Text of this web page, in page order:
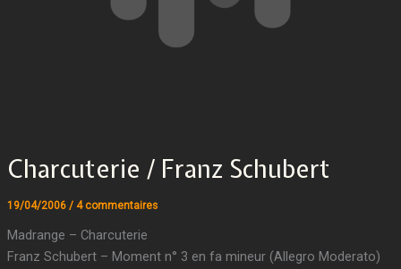
Charcuterie / Franz Schubert
19/04/2006 / 4 commentaires
Madrange – Charcuterie
Franz Schubert – Moment n° 3 en fa mineur (Allegro Moderato)